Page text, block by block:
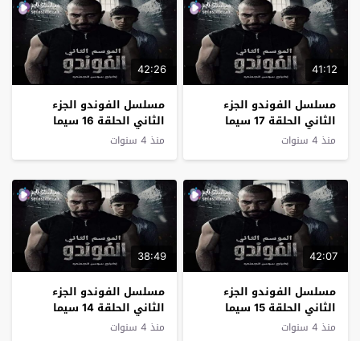
41:12
مسلسل الفوندو الجزء
الثاني الحلقة 17 سيما
كلوب
منذ 4 سنوات
42:26
مسلسل الفوندو الجزء
الثاني الحلقة 16 سيما
كلوب
منذ 4 سنوات
42:07
مسلسل الفوندو الجزء
الثاني الحلقة 15 سيما
كلوب
منذ 4 سنوات
38:49
مسلسل الفوندو الجزء
الثاني الحلقة 14 سيما
كلوب
منذ 4 سنوات